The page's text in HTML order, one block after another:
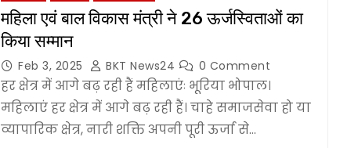
महिला एवं बाल विकास मंत्री ने 26 ऊर्जस्विताओं का
किया सम्मान
Feb 3, 2025 BKT News24 0 Comment
हर क्षेत्र में आगे बढ़ रही हैं महिलाएंः भूरिया भोपाल।
महिलाएं हर क्षेत्र में आगे बढ़ रही हैं। चाहे समाजसेवा हो या
व्यापारिक क्षेत्र, नारी शक्ति अपनी पूरी ऊर्जा से…